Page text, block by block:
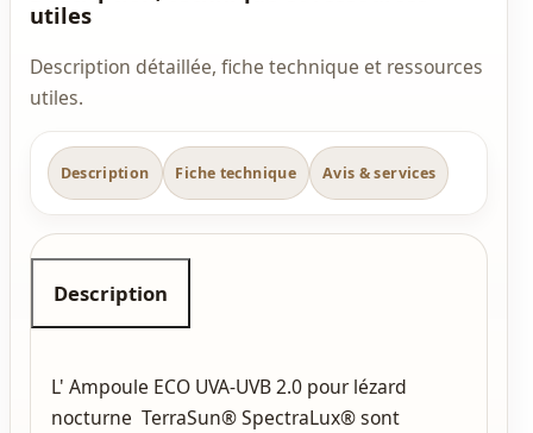
utiles
Description détaillée, fiche technique et ressources
utiles.
Description Fiche technique Avis & services
Description
L' Ampoule ECO UVA-UVB 2.0 pour lézard
nocturne TerraSun® SpectraLux® sont